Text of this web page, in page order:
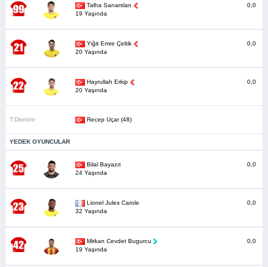
Talha Sarıarslan
19 Yaşında
0,0
Yiğit Emre Çeltik
20 Yaşında
0,0
Hayrullah Erkip
20 Yaşında
0,0
T.Direktör Recep Uçar (48)
YEDEK OYUNCULAR
Bilal Bayazıt
24 Yaşında
0,0
Lionel Jules Carole
32 Yaşında
0,0
Mirkan Cevdet Bugurcu
19 Yaşında
0,0